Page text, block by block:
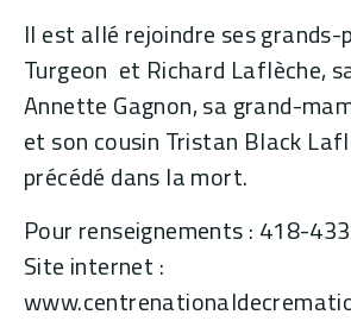
Il est allé rejoindre ses grands-
Turgeon et Richard Laflèche,
Annette Gagnon, sa grand-
et son cousin Tristan Black
précédé dans la mort.
Pour renseignements : 418-
Site internet :